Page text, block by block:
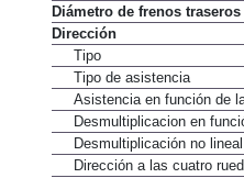
Diámetro de frenos traseros
Dirección
Tipo
Tipo de asistencia
Asistencia en función de
Desmultiplicacion en
Desmultiplicación no lineal
Dirección a las cuatro